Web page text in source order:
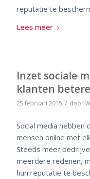
reputatie te
Lees meer
Inzet sociale
klanten
25 februari 2015 / door
Social media hebben
mensen online met
Steeds meer
meerdere redenen,
hun reputatie te